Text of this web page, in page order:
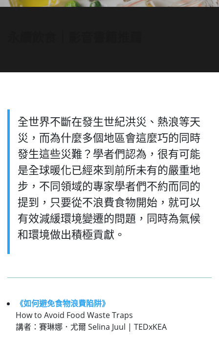
全世界不斷在發生世紀洪災、熱浪等天
災，而為什麼多個地區會這麼巧的同時
發生這些災難？學者們認為，很有可能
是全球暖化已經來到前所未有的嚴重地
步，不同領域的專家學者們不約而同的
提到，只要從不浪費食物開始，就可以
有效減緩環境變遷的問題，同時為氣候
和環境做出積極貢獻。
《如何避免食物浪費陷阱》
How to Avoid Food Waste Traps
講者：賽琳娜．尤爾 Selina Juul | TEDxKEA